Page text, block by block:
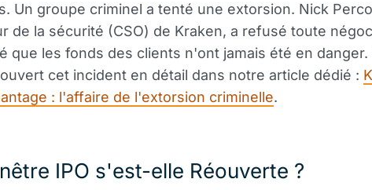
Un groupe criminel a tenté une extorsion. Nick
de la sécurité (CSO) de Kraken, a refusé toute
que les fonds des clients n'ont jamais été en danger.
cet incident en détail dans notre article dédié :
: l'affaire de l'extorsion criminelle.
IPO s'est-elle Réouverte ?